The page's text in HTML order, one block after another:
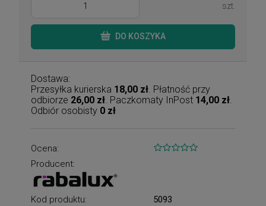
szt.
DO KOSZYKA
Dostawa:
Przesyłka kurierska 18,00 zł . Płatność przy
odbiorze 26,00 zł . Paczkomaty InPost 14,00 zł
Odbiór osobisty 0 zł
Ocena:
Producent:
Kod produktu: 5093